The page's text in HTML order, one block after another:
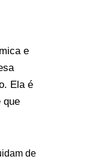
e
Ela é
que
de